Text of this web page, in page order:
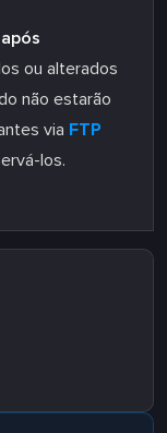
ou alterados
não estarão
via FTP
los.